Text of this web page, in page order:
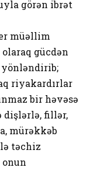
görən ibrət
müəllim
gücdən
yönləndirib;
riyakardırlar
bir həvəsə
dişlərlə, fillər,
mürəkkəb
təchiz
onun